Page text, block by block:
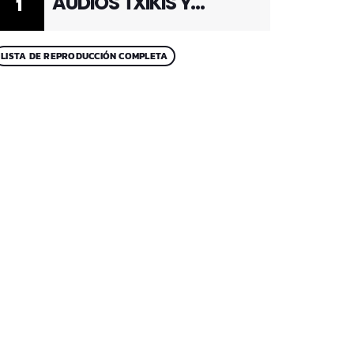
LISTA DE REPRODUCCIÓN COMPLETA